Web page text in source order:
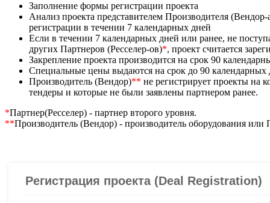
Заполнение формы регистрации проекта
Анализ проекта представителем Производителя (Вендор-
регистрации в течении 7 календарных дней
Если в течении 7 календарных дней или ранее, не
других Партнеров (Ресселер-ов)*, проект считается
Закрепление проекта производится на срок 90
Специальные цены выдаются на срок до 90 календарных
Производитель (Вендор)** не регистрирует проекты на
тендеры и которые не были заявлены партнером ранее.
*Партнер(Ресселер) - партнер второго уровня.
**Производитель (Вендор) - производитель оборудования